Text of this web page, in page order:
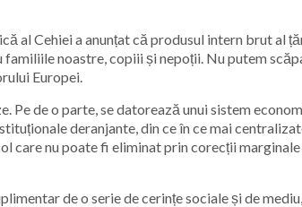
al Cehiei a anunțat că produsul intern brut al
noastre, copiii și nepoții. Nu putem
Europei.
Pe de o parte, se datorează unui sistem
deranjante, din ce în ce mai
care nu poate fi eliminat prin corecții
de o serie de cerințe sociale și de